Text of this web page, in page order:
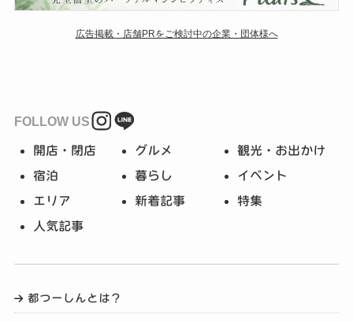
広告掲載・店舗PRをご検討中の企業・団体様へ
FOLLOW US
開店・閉店 グルメ 観光・お出かけ
宿泊 暮らし イベント
エリア 新着記事 特集
人気記事
都つーしんとは？